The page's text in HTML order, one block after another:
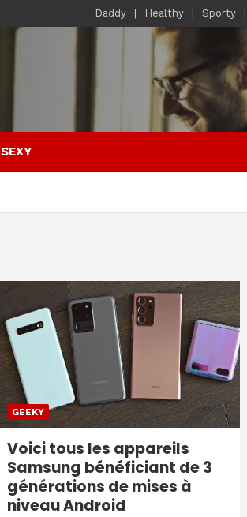
Daddy Healthy Sporty
SEXY
GEEKY
Voici tous les appareils
Samsung bénéficiant de 3
générations de mises à
niveau Android